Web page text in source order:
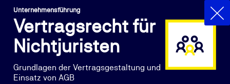
Unternehmensführung
Vertragsrecht für
Nichtjuristen
Grundlagen der Vertragsgestaltung und
Einsatz von AGB